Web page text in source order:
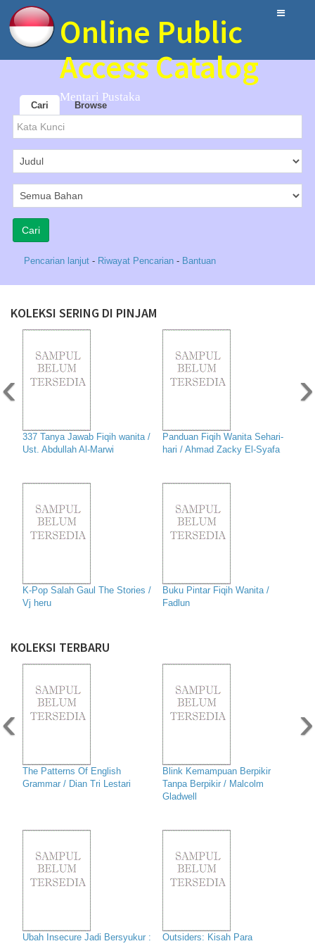
Online Public
Access Catalog
Mentari Pustaka
Cari Browse
Pencarian lanjut - Riwayat Pencarian - Bantuan
KOLEKSI SERING DI PINJAM
337 Tanya Jawab Fiqih wanita /
Ust. Abdullah Al-Marwi
Panduan Fiqih Wanita Sehari-
hari / Ahmad Zacky El-Syafa
K-Pop Salah Gaul The Stories /
Vj heru
Buku Pintar Fiqih Wanita /
Fadlun
‹ ›
KOLEKSI TERBARU
The Patterns Of English
Grammar / Dian Tri Lestari
Blink Kemampuan Berpikir
Tanpa Berpikir / Malcolm
Gladwell
Ubah Insecure Jadi Bersyukur :
Outsiders: Kisah Para
‹ ›